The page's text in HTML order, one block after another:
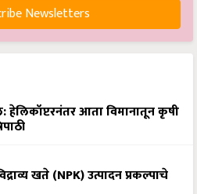
Newsletters
आता विमानातून कृषी
खते (NPK) उत्पादन प्रकल्पाचे